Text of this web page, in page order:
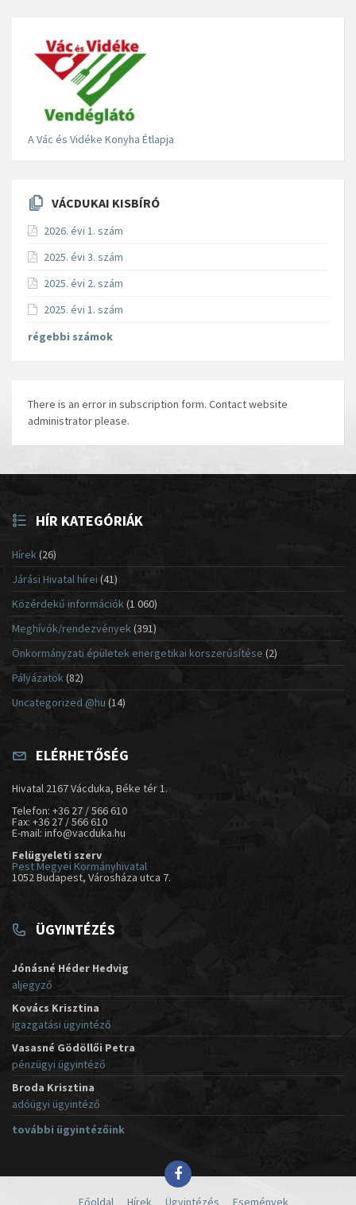
A Vác és Vidéke Konyha Étlapja
VÁCDUKAI KISBÍRÓ
2026. évi 1. szám
2025. évi 3. szám
2025. évi 2. szám
2025. évi 1. szám
régebbi számok
There is an error in subscription form. Contact website
administrator please.
HÍR KATEGÓRIÁK
Hírek(26)
Járási Hivatal hírei (41)
Közérdekű információk(1 060)
Meghívók/rendezvények (391)
Önkormányzati épületek energetikai korszerűsítése (2)
Pályázatok (82)
Uncategorized @hu (14)
ELÉRHETŐSÉG
Hivatal 2167 Vácduka, Béke tér 1.
Telefon: +36 27 / 566 610
Fax: +36 27 / 566 610
E-mail: info@vacduka.hu
Felügyeleti szerv
Pest Megyei Kormányhivatal
1052 Budapest, Városháza utca 7.
ÜGYINTÉZÉS
Jónásné Héder Hedvig
aljegyző
Kovács Krisztina
igazgatási ügyintéző
Vasasné Gödöllői Petra
pénzügyi ügyintéző
Broda Krisztina
adóügyi ügyintéző
további ügyintézőink
Főoldal Hírek Ügyintézés Események